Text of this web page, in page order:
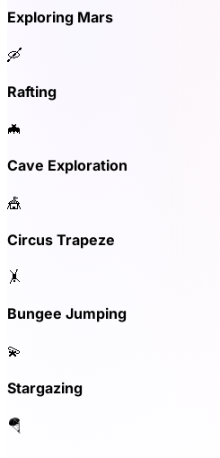
Exploring Mars
🛶
Rafting
🦇
Cave Exploration
🎪
Circus Trapeze
🤸
Bungee Jumping
💫
Stargazing
🪂